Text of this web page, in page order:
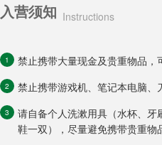
入营须知 Instructions
1 禁止携带大量现金及贵重物品
2 禁止携带游戏机、笔记本电脑
3
请自备个人洗漱用具（水杯、
鞋一双），尽量避免携带贵重物